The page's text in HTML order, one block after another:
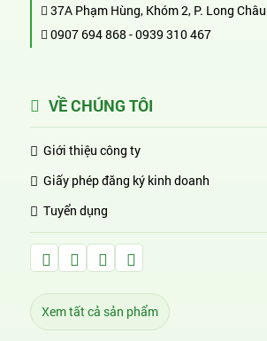
37A Phạm Hùng, Khóm 2, P. Long
0907 694 868 -0939 310 467
VỀ CHÚNG TÔI
Giới thiệu công ty
Giấy phép đăng ký kinh doanh
Tuyển dụng
Facebook Huỳnh Gia Alpha
LinkedIn Huỳnh Gia Alpha
YouTube Huỳnh Gia
Twitter Huỳnh Gia
Xem tất cả sản phẩm